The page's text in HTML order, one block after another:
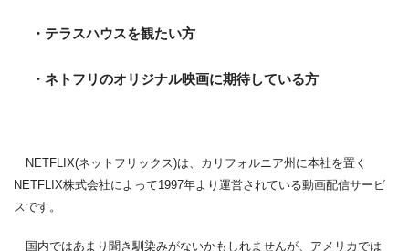
・テラスハウスを観たい方
・ネトフリのオリジナル映画に期待している方
NETFLIX(ネットフリックス)は、カリフォルニア州に本社を置く
NETFLIX株式会社によって1997年より運営されている動画配信サービ
スです。
国内ではあまり聞き馴染みがないかもしれませんが、アメリカでは